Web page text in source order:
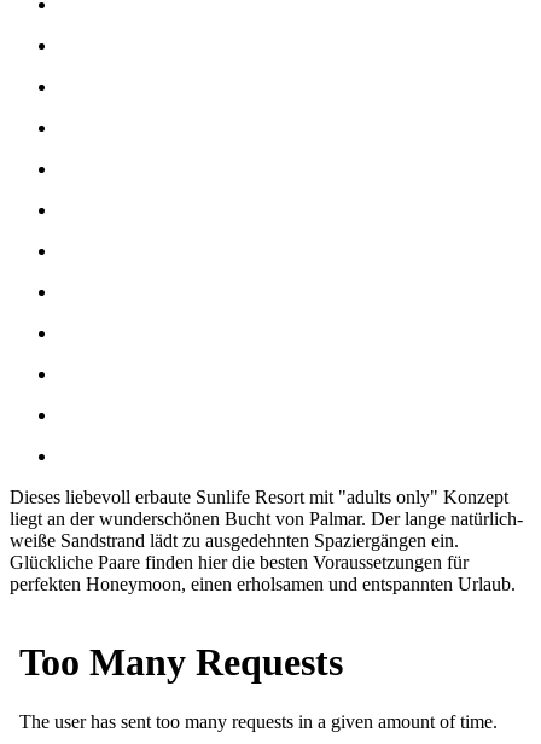
Dieses liebevoll erbaute Sunlife Resort mit "adults only" Konzept
liegt an der wunderschönen Bucht von Palmar. Der lange natürlich-
weiße Sandstrand lädt zu ausgedehnten Spaziergängen ein.
Glückliche Paare finden hier die besten Voraussetzungen für
perfekten Honeymoon, einen erholsamen und entspannten Urlaub.